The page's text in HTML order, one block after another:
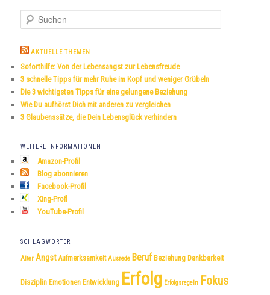
h
n
AKTUELLE THEMEN
Soforthilfe: Von der Lebensangst zur Lebensfreude
3 schnelle Tipps für mehr Ruhe im Kopf und weniger Grübeln
Die 3 wichtigsten Tipps für eine gelungene Beziehung
Wie Du aufhörst Dich mit anderen zu vergleichen
3 Glaubenssätze, die Dein Lebensglück verhindern
WEITERE INFORMATIONEN
Amazon-Profil
Blog abonnieren
Facebook-Profil
Xing-Profl
YouTube-Profil
SCHLAGWÖRTER
Alter Angst Aufmerksamkeit Ausrede Beruf Beziehung Dankbarkeit
Disziplin Emotionen Entwicklung Erfolg Erfolgsregeln Fokus